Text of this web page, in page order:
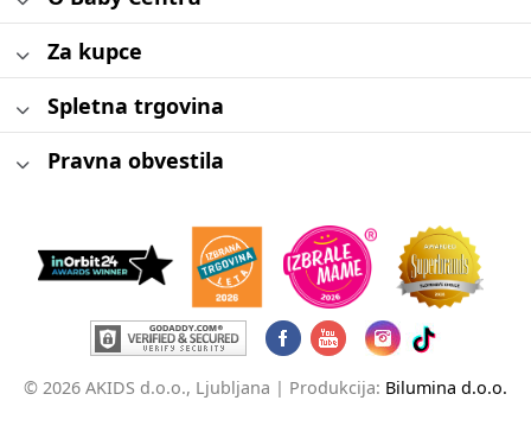
Za kupce
Spletna trgovina
Pravna obvestila
© 2026 AKIDS d.o.o., Ljubljana | Produkcija: Bilumina d.o.o.